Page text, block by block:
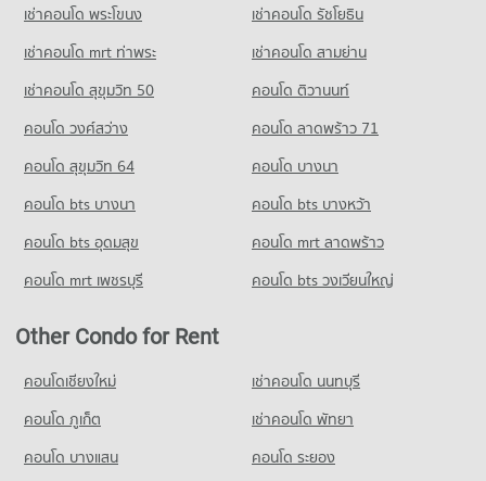
Condo Bus New Terminal Chon buri Nong Mai Daeng
PROJECT_COUNT
Condo for Rent near Bus New Terminal Chon buri Nong Mai
Daeng
18 properties for rent
Daeng
52 properties for sale
Condo Department of Public Works and Town &
Country Planning Chon Buri District
PROJECT_COUNT
Country Planning Chon Buri District
Condo for Sale near Department of Public Works and Town &
Country Planning Chon Buri District
65 properties for sale
เช่าคอนโด พระโขนง
เช่าคอนโด รัชโยธิน
เช่าคอนโด mrt ท่าพระ
เช่าคอนโด สามย่าน
เช่าคอนโด สุขุมวิท 50
คอนโด ติวานนท์
คอนโด วงศ์สว่าง
คอนโด ลาดพร้าว 71
คอนโด สุขุมวิท 64
คอนโด บางนา
คอนโด bts บางนา
คอนโด bts บางหว้า
คอนโด bts อุดมสุข
คอนโด mrt ลาดพร้าว
คอนโด mrt เพชรบุรี
คอนโด bts วงเวียนใหญ่
Other Condo for Rent
คอนโดเชียงใหม่
เช่าคอนโด นนทบุรี
คอนโด ภูเก็ต
เช่าคอนโด พัทยา
คอนโด บางแสน
คอนโด ระยอง